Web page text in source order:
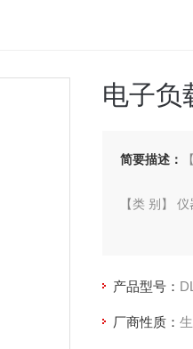
电子负
简要描述：
【类 别】
【厂 商】
产品型号：
厂商性质：